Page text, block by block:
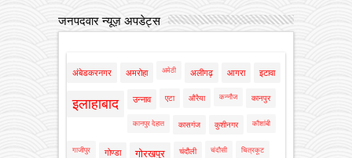
जनपदवार न्यूज़ अपडेट्स
अंबेडकरनगर अमरोहा अमेठी अलीगढ़ आगरा इटावा
इलाहाबाद उन्नाव एटा औरैया कन्नौज कानपुर
कानपुर देहात कासगंज कुशीनगर कौशांबी
गाजीपुर गोण्डा गोरखपुर चंदौली चंदौसी चित्रकूट